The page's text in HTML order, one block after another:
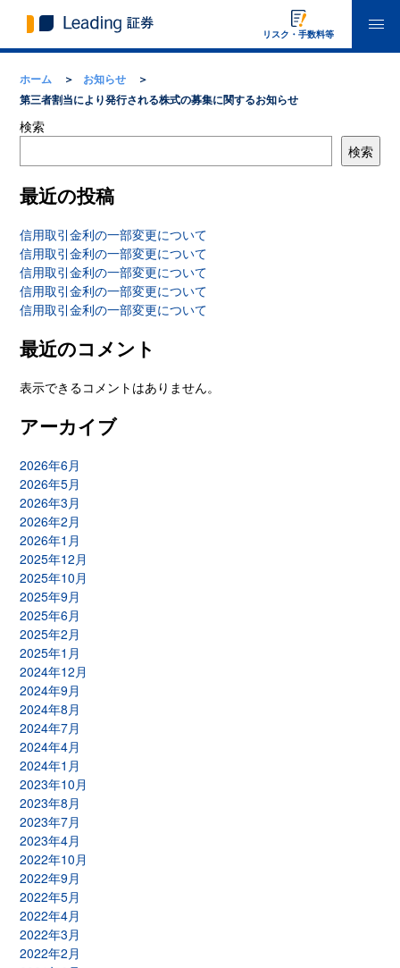
リスク・手数料等
ホーム
お知らせ
第三者割当により発行される株式の募集に関するお知らせ
検索
検索
最近の投稿
信用取引金利の一部変更について
信用取引金利の一部変更について
信用取引金利の一部変更について
信用取引金利の一部変更について
信用取引金利の一部変更について
最近のコメント
表示できるコメントはありません。
アーカイブ
2026年6月
2026年5月
2026年3月
2026年2月
2026年1月
2025年12月
2025年10月
2025年9月
2025年6月
2025年2月
2025年1月
2024年12月
2024年9月
2024年8月
2024年7月
2024年4月
2024年1月
2023年10月
2023年8月
2023年7月
2023年4月
2022年10月
2022年9月
2022年5月
2022年4月
2022年3月
2022年2月